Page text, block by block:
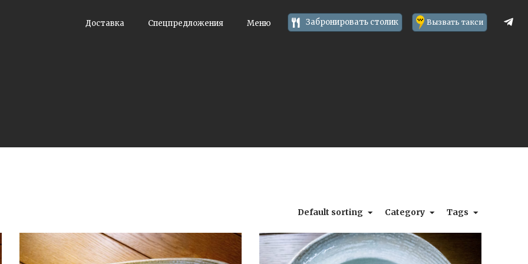
Доставка Спецпредложения Меню Забронировать столик Вызвать такси
Default sorting Category Tags